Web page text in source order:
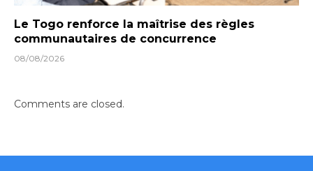
Le Togo renforce la maîtrise des règles
communautaires de concurrence
08/08/2026
Comments are closed.